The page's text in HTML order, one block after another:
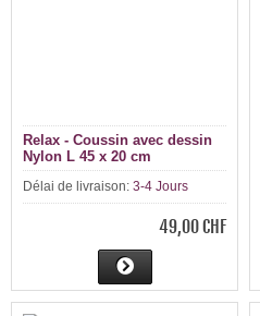
Relax - Coussin avec dessin
Nylon L 45 x 20 cm
Délai de livraison: 3-4 Jours
49,00 CHF